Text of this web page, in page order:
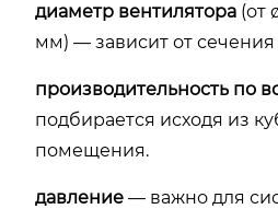
диаметр вентилятора (от
мм) — зависит от сечения
производительность по
подбирается исходя из
помещения.
давление — важно для